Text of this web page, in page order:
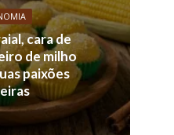
cara de
de milho
paixões